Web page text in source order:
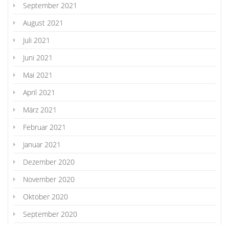
September 2021
August 2021
Juli 2021
Juni 2021
Mai 2021
April 2021
März 2021
Februar 2021
Januar 2021
Dezember 2020
November 2020
Oktober 2020
September 2020